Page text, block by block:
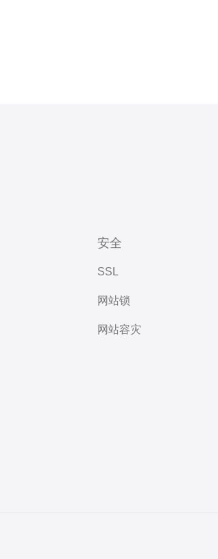
安全
SSL
网站锁
网站容灾